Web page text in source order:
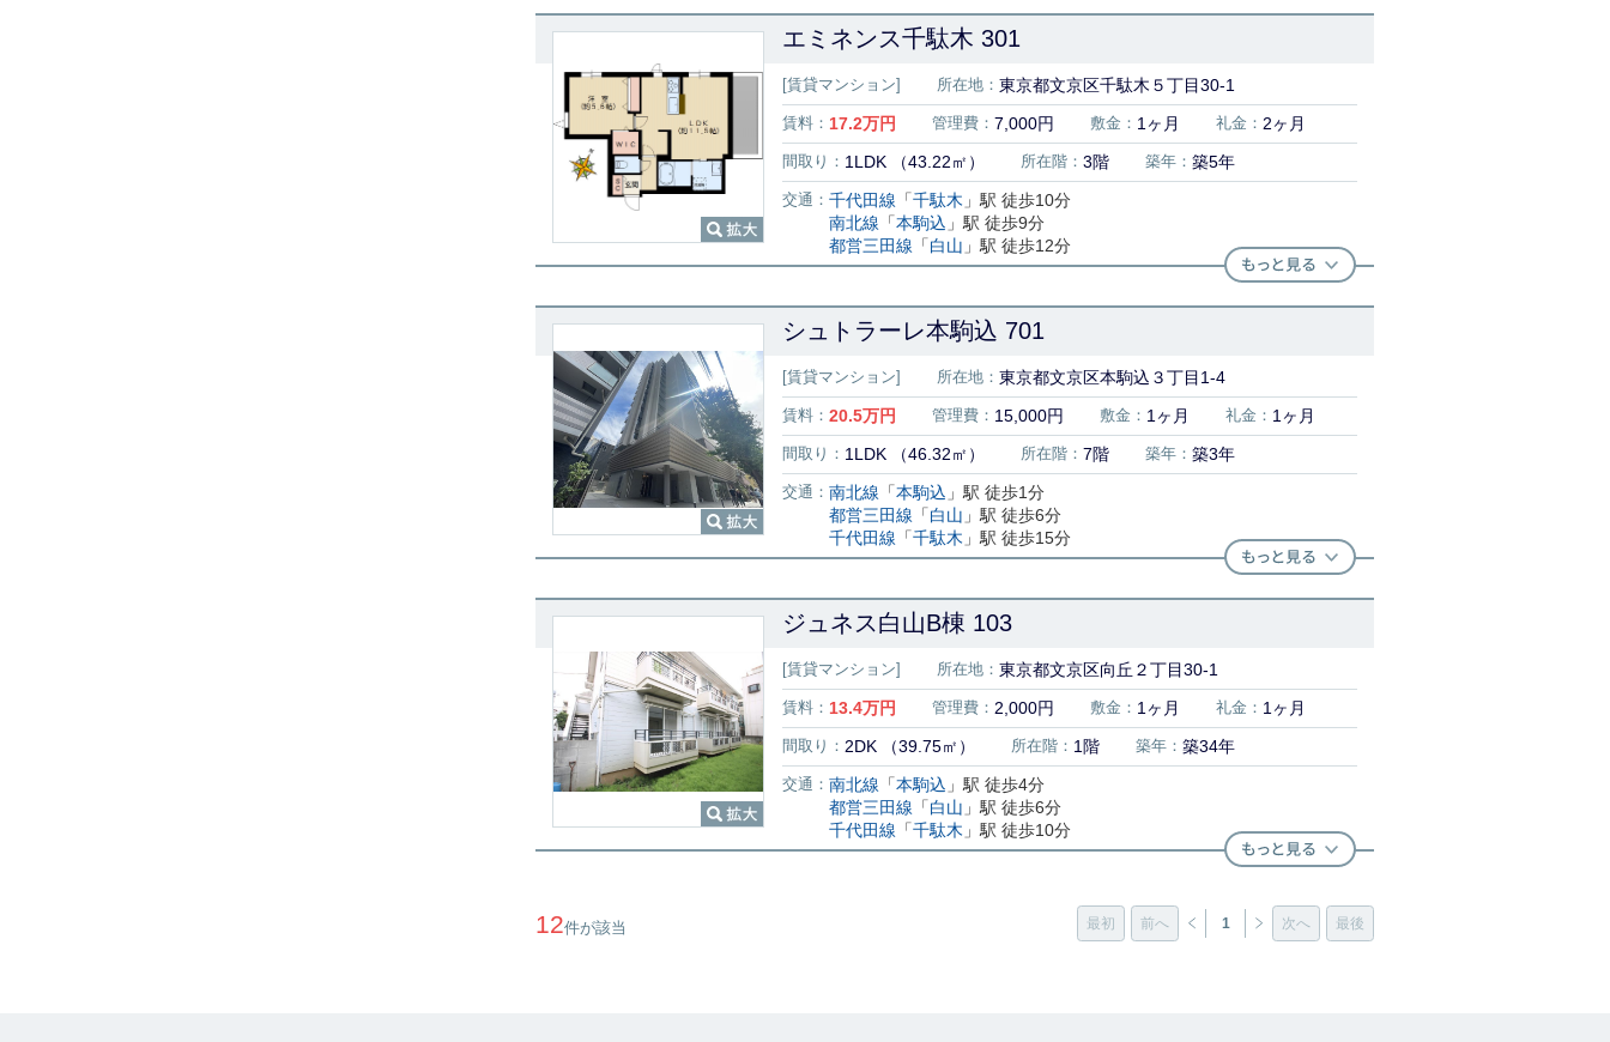
エミネンス千駄木 301
[賃貸マンション] 所在地： 東京都文京区千駄木５丁目30-1
賃料： 17.2万円 管理費： 7,000円 敷金： 1ヶ月 礼金： 2ヶ月
間取り： 1LDK （43.22㎡） 所在階： 3階 築年： 築5年
交通： 千代田線 「千駄木 」駅 徒歩10分
南北線 「本駒込 」駅 徒歩9分
都営三田線 「白山 」駅 徒歩12分
シュトラーレ本駒込 701
[賃貸マンション] 所在地： 東京都文京区本駒込３丁目1-4
賃料： 20.5万円 管理費： 15,000円 敷金： 1ヶ月 礼金： 1ヶ月
間取り： 1LDK （46.32㎡） 所在階： 7階 築年： 築3年
交通： 南北線 「本駒込 」駅 徒歩1分
都営三田線 「白山 」駅 徒歩6分
千代田線 「千駄木 」駅 徒歩15分
ジュネス白山B棟 103
[賃貸マンション] 所在地： 東京都文京区向丘２丁目30-1
賃料： 13.4万円 管理費： 2,000円 敷金： 1ヶ月 礼金： 1ヶ月
間取り： 2DK （39.75㎡） 所在階： 1階 築年： 築34年
交通： 南北線 「本駒込 」駅 徒歩4分
都営三田線 「白山 」駅 徒歩6分
千代田線 「千駄木 」駅 徒歩10分
12件が該当 最初 前へ 1 次へ 最後